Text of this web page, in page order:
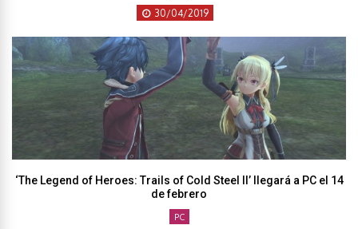
30/04/2019
‘The Legend of Heroes: Trails of Cold Steel II’ llegará a PC el 14
de febrero
PC